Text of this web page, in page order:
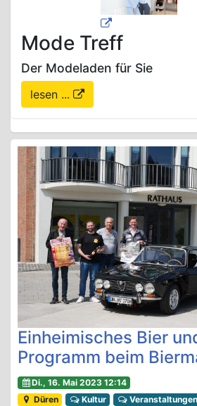
Mode Treff
Der Modeladen für Sie
lesen ...
Einheimisches Bier
Programm beim
Di., 16. Mai 2023 12:14
Düren
Kultur Veranstaltungen